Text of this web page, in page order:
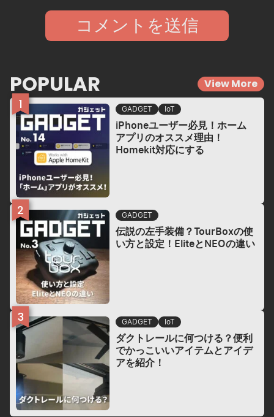
POPULAR View More
GADGET IoT
iPhoneユーザー必見！ホーム
アプリのオススメ理由！
Homekit対応にする
GADGET
伝説の左手装備？TourBoxの使
い方と設定！EliteとNEOの違い
GADGET IoT
ダクトレールに何つける？便利
でかっこいいアイテムとアイデ
アを紹介！